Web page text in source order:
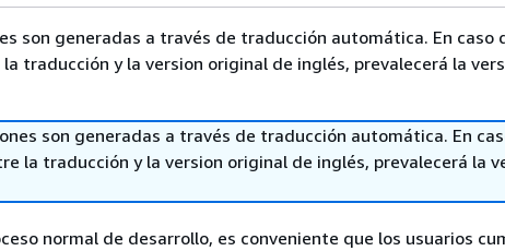
son generadas a través de traducción automática. En caso
traducción y la version original de inglés, prevalecerá la
son generadas a través de traducción automática. En
la traducción y la version original de inglés, prevalecerá la
normal de desarrollo, es conveniente que los usuarios